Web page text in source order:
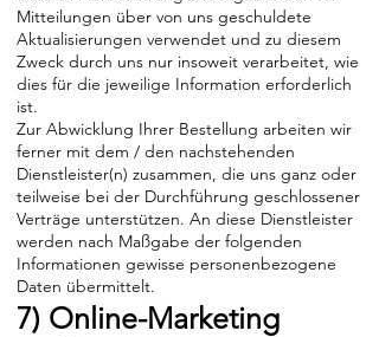
Mitteilungen über von uns geschuldete
Aktualisierungen verwendet und zu diesem
Zweck durch uns nur insoweit verarbeitet, wie
dies für die jeweilige Information erforderlich
ist.
Zur Abwicklung Ihrer Bestellung arbeiten wir
ferner mit dem / den nachstehenden
Dienstleister(n) zusammen, die uns ganz oder
teilweise bei der Durchführung geschlossener
Verträge unterstützen. An diese Dienstleister
werden nach Maßgabe der folgenden
Informationen gewisse personenbezogene
Daten übermittelt.
7) Online-Marketing